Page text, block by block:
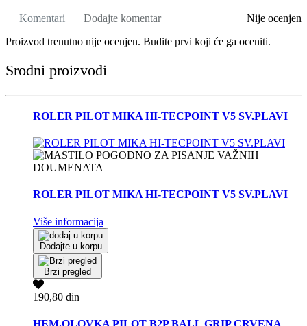
Nije ocenjen
Komentari |
Dodajte komentar
Proizvod trenutno nije ocenjen. Budite prvi koji će ga oceniti.
Srodni proizvodi
ROLER PILOT MIKA HI-TECPOINT V5 SV.PLAVI
ROLER PILOT MIKA HI-TECPOINT V5 SV.PLAVI
Više informacija
Dodajte u korpu
Brzi pregled
190,80 din
HEM.OLOVKA PILOT B2P BALL GRIP CRVENA